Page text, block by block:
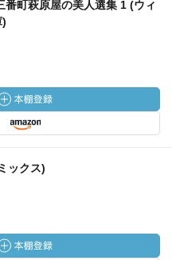
番町萩原屋の美人選集 1 (ウィ
)
ックス)